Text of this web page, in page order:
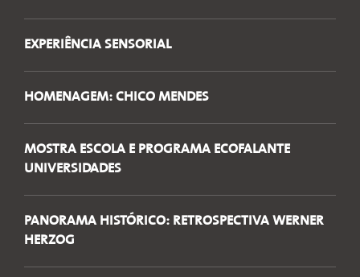
EXPERIÊNCIA SENSORIAL
HOMENAGEM: CHICO MENDES
MOSTRA ESCOLA E PROGRAMA ECOFALANTE
UNIVERSIDADES
PANORAMA HISTÓRICO: RETROSPECTIVA WERNER
HERZOG